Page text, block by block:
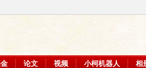
论文 视频 小柯机器人 相